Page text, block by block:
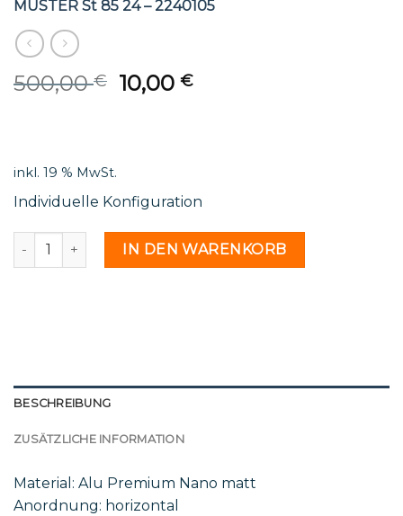
MUSTER St 85 24 – 2240105
500,00€
Original
10,00€Current
inkl. 19 % MwSt.
Individuelle Konfiguration
MUSTER St 85 24 - 2240105 Menge
IN DEN WARENKORB
BESCHREIBUNG
ZUSÄTZLICHE INFORMATION
Material: Alu Premium Nano matt
Anordnung: horizontal